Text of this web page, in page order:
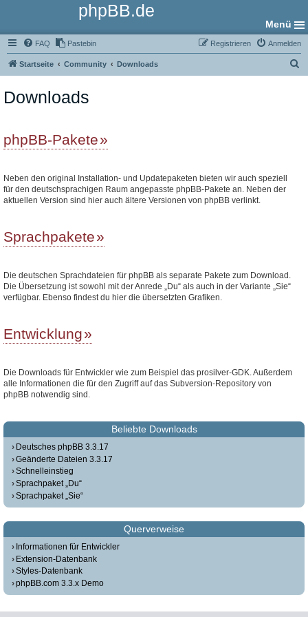
phpBB.de
Menü
FAQ Pastebin Anmelden
Registrieren
Startseite Community Downloads
Downloads
phpBB-Pakete
Neben den original Installation- und Updatepaketen bieten wir auch speziell
für den deutschsprachigen Raum angepasste phpBB-Pakete an. Neben der
aktuellen Version sind hier auch ältere Versionen von phpBB verlinkt.
Sprachpakete
Die deutschen Sprachdateien für phpBB als separate Pakete zum Download.
Die Übersetzung ist sowohl mit der Anrede „Du“ als auch in der Variante „Sie“
verfügbar. Ebenso findest du hier die übersetzten Grafiken.
Entwicklung
Die Downloads für Entwickler wie zum Beispiel das prosilver-GDK. Außerdem
alle Informationen die für den Zugriff auf das Subversion-Repository von
phpBB notwendig sind.
Beliebte Downloads
Deutsches phpBB 3.3.17
Geänderte Dateien 3.3.17
Schnelleinstieg
Sprachpaket „Du“
Sprachpaket „Sie“
Querverweise
Informationen für Entwickler
Extension-Datenbank
Styles-Datenbank
phpBB.com 3.3.x Demo